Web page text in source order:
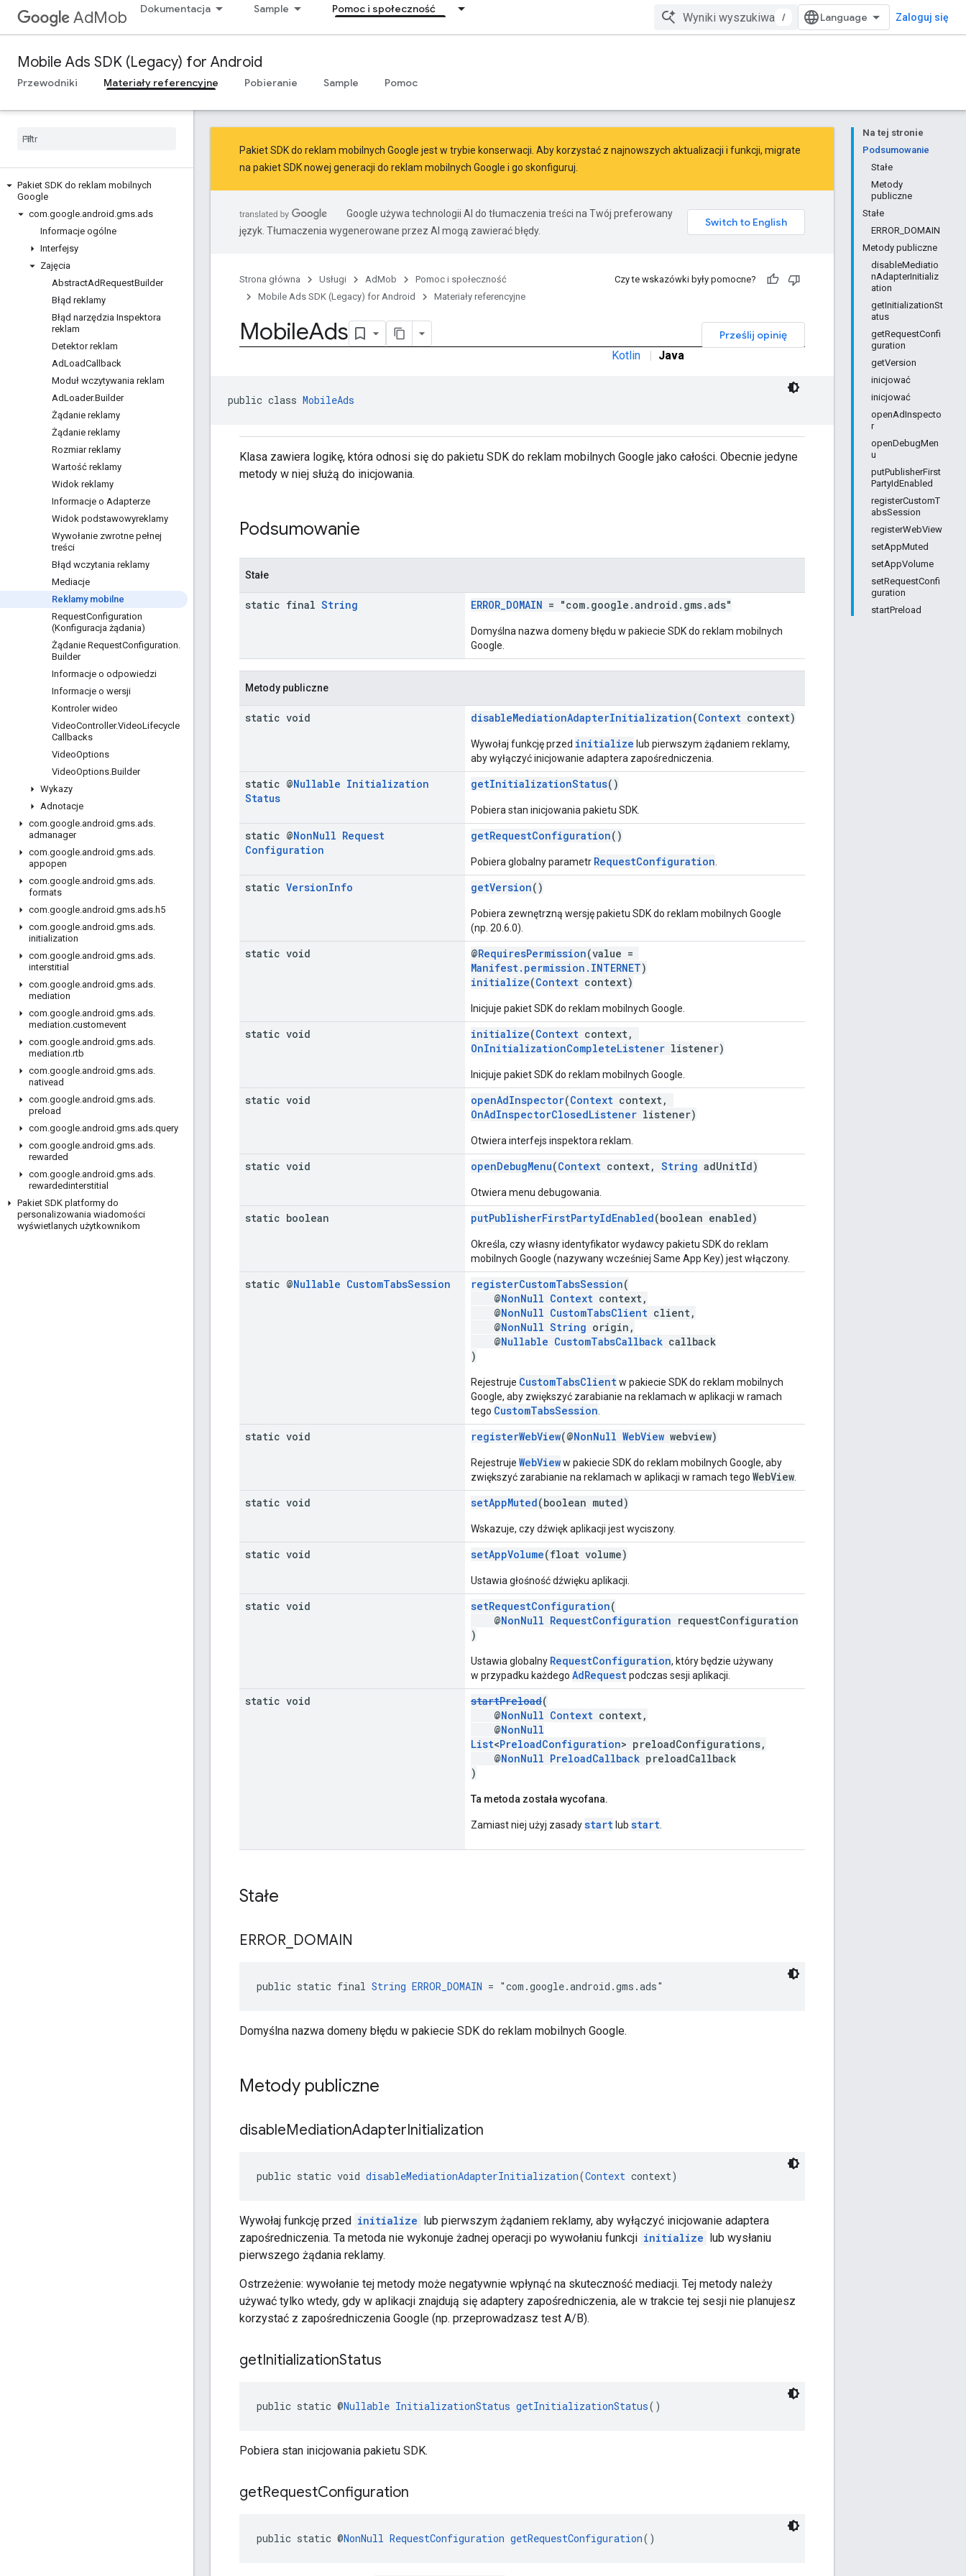
AdMob Dokumentacja Sample Pomoc i społeczność
/ Zaloguj się
Mobile Ads SDK (Legacy) for Android
Przewodniki Materiały referencyjne Pobieranie Sample Pomoc
Pakiet SDK do reklam mobilnych
Google
com.google.android .gms.ads
Informacje ogólne
Interfejsy
Zajęcia
AbstractAdRequestBuilder
Błąd reklamy
Błąd narzędzia Inspektora
reklam
Detektor reklam
AdLoadCallback
Moduł wczytywania reklam
AdLoader.Builder
Żądanie reklamy
Żądanie reklamy
Rozmiar reklamy
Wartość reklamy
Widok reklamy
Informacje o Adapterze
Widok podstawowyreklamy
Wywołanie zwrotne pełnej
treści
Błąd wczytania reklamy
Mediacje
Reklamy mobilne
RequestConfiguration
(Konfiguracja żądania)
Żądanie RequestConfiguration.
Builder
Informacje o odpowiedzi
Informacje o wersji
Kontroler wideo
VideoController.VideoLifecycle
Callbacks
VideoOptions
VideoOptions.Builder
Wykazy
Adnotacje
com.google.android .gms.ads.
admanager
com.google.android .gms.ads.
appopen
com.google.android .gms.ads.
formats
com.google.android .gms.ads.h5
com.google.android .gms.ads.
initialization
com.google.android .gms.ads.
interstitial
com.google.android .gms.ads.
mediation
com.google.android .gms.ads.
mediation.customevent
com.google.android .gms.ads.
mediation.rtb
com.google.android .gms.ads.
nativead
com.google.android .gms.ads.
preload
com.google.android .gms.ads.query
com.google.android .gms.ads.
rewarded
com.google.android .gms.ads.
rewardedinterstitial
Pakiet SDK platformy do
personalizowania wiadomości
wyświetlanych użytkownikom
Na tej stronie
Podsumowanie
Stałe
Metody
publiczne
Stałe
ERROR_DOMAIN
Metody publiczne
disableMediatio
nAdapterInitializ
ation
getInitializationSt
atus
getRequestConfi
guration
getVersion
inicjować
inicjować
openAdInspecto
r
openDebugMen
u
putPublisherFirst
PartyIdEnabled
registerCustomT
absSession
registerWebView
setAppMuted
setAppVolume
setRequestConfi
guration
startPreload
Pakiet SDK do reklam mobilnych Google jest w trybie konserwacji. Aby korzystać z najnowszych aktualizacji i funkcji, migrate
na pakiet SDK nowej generacji do reklam mobilnych Google i go skonfiguruj.
Google używa technologii AI do tłumaczenia treści na Twój preferowany
język. Tłumaczenia wygenerowane przez AI mogą zawierać błędy.
Strona główna Usługi AdMob
Pomoc i społeczność
Mobile Ads SDK (Legacy) for Android
Materiały referencyjne
Czy te wskazówki były pomocne?
Prześlij opinię
MobileAds
Kotlin | Java
public class MobileAds
Klasa zawiera logikę, która odnosi się do pakietu SDK do reklam mobilnych Google jako całości. Obecnie jedyne
metody w niej służą do inicjowania.
Podsumowanie
Stałe
static final String ERROR_DOMAIN = "com.google.android.gms.ads"
Domyślna nazwa domeny błędu w pakiecie SDK do reklam mobilnych
Google.
Metody publiczne
static void disableMediationAdapterInitialization(Context context)
Wywołaj funkcję przed initialize lub pierwszym żądaniem reklamy,
aby wyłączyć inicjowanie adaptera zapośredniczenia.
static @Nullable Initialization
Status
getInitializationStatus()
Pobiera stan inicjowania pakietu SDK.
static @NonNull Request
Configuration
getRequestConfiguration()
Pobiera globalny parametr RequestConfiguration
static VersionInfo getVersion()
Pobiera zewnętrzną wersję pakietu SDK do reklam mobilnych Google
(np. 20.6.0).
static void @RequiresPermission(value =
Manifest.permission.INTERNET)
initialize(Context context)
Inicjuje pakiet SDK do reklam mobilnych Google.
static void initialize(Context context,
OnInitializationCompleteListener listener)
Inicjuje pakiet SDK do reklam mobilnych Google.
static void openAdInspector(Context context,
OnAdInspectorClosedListener listener)
Otwiera interfejs inspektora reklam.
static void openDebugMenu(Context context, String adUnitId)
Otwiera menu debugowania.
static boolean putPublisherFirstPartyIdEnabled(boolean enabled)
Określa, czy własny identyfikator wydawcy pakietu SDK do reklam
mobilnych Google (nazywany wcześniej Same App Key) jest włączony.
static @Nullable CustomTabsSession registerCustomTabsSession(
@NonNull Context context,
@NonNull CustomTabsClient client,
@NonNull String origin,
@Nullable CustomTabsCallback callback
)
Rejestruje CustomTabsClientw pakiecie SDK do reklam mobilnych
Google, aby zwiększyć zarabianie na reklamach w aplikacji w ramach
tego CustomTabsSession
static void registerWebView(@NonNull WebView webview)
Rejestruje WebVieww pakiecie SDK do reklam mobilnych Google, aby
zwiększyć zarabianie na reklamach w aplikacji w ramach tego WebView
static void setAppMuted(boolean muted)
Wskazuje, czy dźwięk aplikacji jest wyciszony.
static void setAppVolume(float volume)
Ustawia głośność dźwięku aplikacji.
static void setRequestConfiguration(
@NonNull RequestConfiguration requestConfiguration
)
Ustawia globalny RequestConfiguration, który będzie używany
w przypadku każdego AdRequestpodczas sesji aplikacji.
static void startPreload(
@NonNull Context context,
@NonNull
List<PreloadConfiguration> preloadConfigurations,
@NonNull PreloadCallback preloadCallback
)
Ta metoda została wycofana.
Zamiast niej użyj zasadystart lub start
Stałe
ERROR DOMAIN
public static final String ERROR_DOMAIN = "com.google.android.gms.ads"
Domyślna nazwa domeny błędu w pakiecie SDK do reklam mobilnych Google.
Metody publiczne
disableMediationAdapterInitialization
public static void disableMediationAdapterInitialization(Context context)
Wywołaj funkcję przed initialize lub pierwszym żądaniem reklamy, aby wyłączyć inicjowanie adaptera
zapośredniczenia. Ta metoda nie wykonuje żadnej operacji po wywołaniu funkcji initialize lub wysłaniu
pierwszego żądania reklamy.
Ostrzeżenie: wywołanie tej metody może negatywnie wpłynąć na skuteczność mediacji. Tej metody należy
używać tylko wtedy, gdy w aplikacji znajdują się adaptery zapośredniczenia, ale w trakcie tej sesji nie planujesz
korzystać z zapośredniczenia Google (np. przeprowadzasz test A/B).
getInitializationStatus
public static @Nullable InitializationStatus getInitializationStatus()
Pobiera stan inicjowania pakietu SDK.
getRequestConfiguration
public static @NonNull RequestConfiguration getRequestConfiguration()